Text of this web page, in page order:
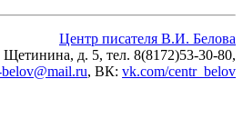
Центр писателя В.И. Белова
Щетинина, д. 5, тел. 8(8172)53-30-80,
, ВК: vk.com/centr_belov